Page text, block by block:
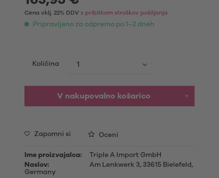
Cena vklj. 22% DDV s pribitkom stroškov pošiljanja
Pripravljeno za odpremo po 1–2 dneh
Količina
V nakupovalno košarico
Zapomni si Oceni
Ime proizvajalca:
Triple A Import GmbH
Naslov:
Am Lenkwerk 3, 33615 Bielefeld,
Germany